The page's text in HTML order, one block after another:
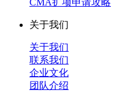
关于我们
关于我们
联系我们
企业文化
团队介绍